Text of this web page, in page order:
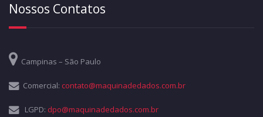
Nossos Contatos
Campinas – São Paulo
Comercial: contato@maquinadedados.com.br
LGPD: dpo@maquinadedados.com.br